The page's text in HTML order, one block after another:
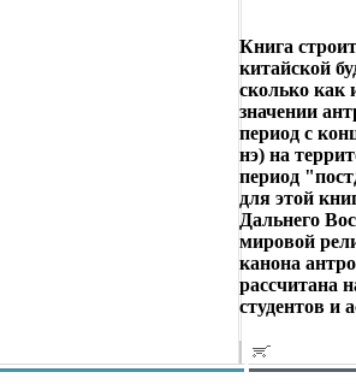
Книга
китайской
сколько как
значении
период с
нэ) на
период
для этой
Дальнего
мировой
канона
рассчитана
студентов и